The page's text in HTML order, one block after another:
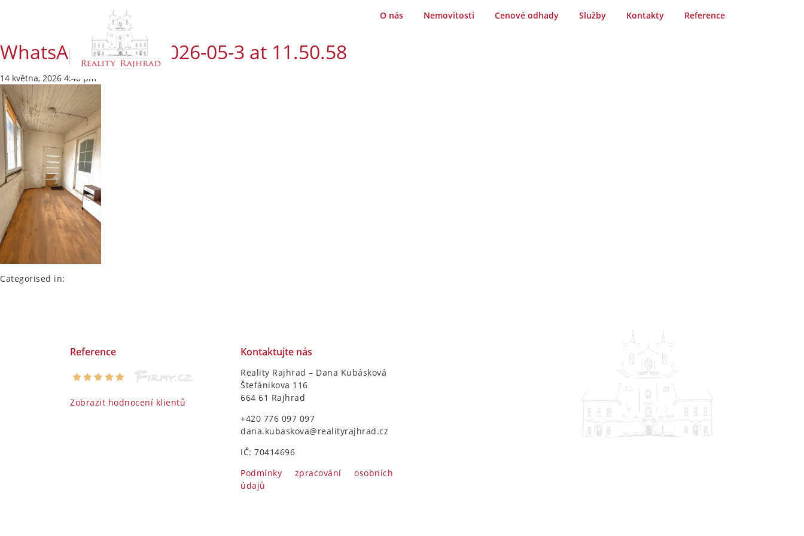
O nás Nemovitosti Cenové odhady Služby Kontakty Reference
WhatsApp Image 2026-05-3 at 11.50.58
14 května, 2026 4:40 pm
Categorised in:
Reference
Zobrazit hodnocení klientů
Kontaktujte nás
Reality Rajhrad – Dana Kubásková
Štefánikova 116
664 61 Rajhrad
+420 776 097 097
dana.kubaskova@realityrajhrad.cz
IČ: 70414696
Podmínky zpracování osobních
údajů